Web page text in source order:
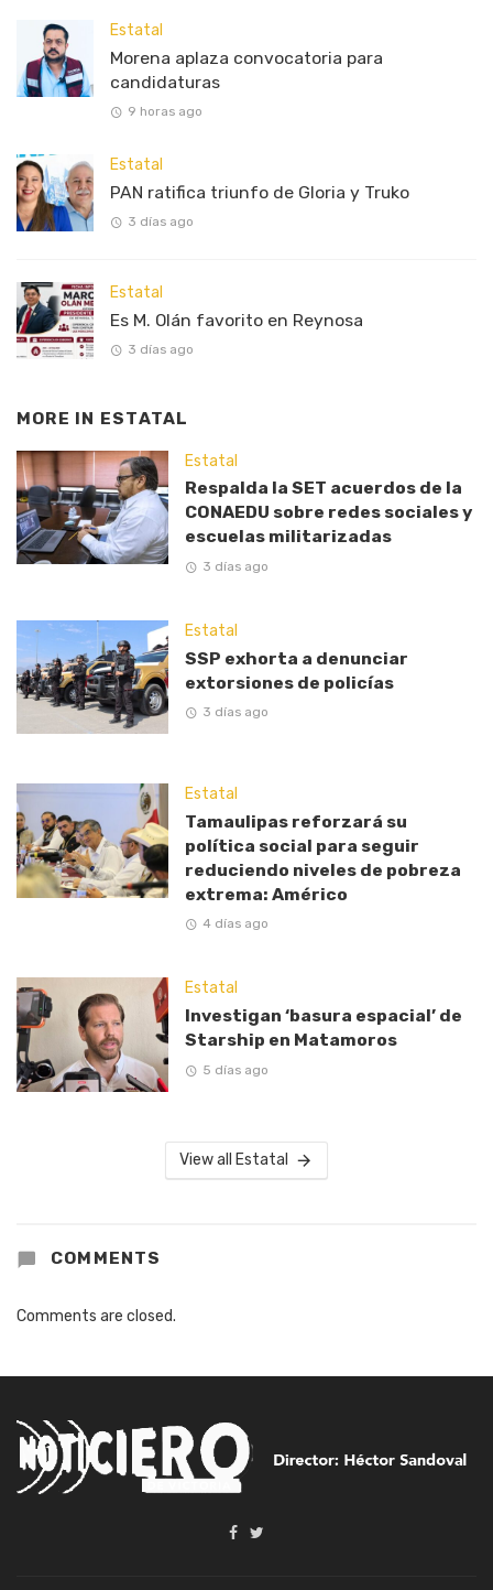
Estatal
Morena aplaza convocatoria para
candidaturas
9 horas ago
Estatal
PAN ratifica triunfo de Gloria y Truko
3 días ago
Estatal
Es M. Olán favorito en Reynosa
3 días ago
MORE IN ESTATAL
Estatal
Respalda la SET acuerdos de la
CONAEDU sobre redes sociales y
escuelas militarizadas
3 días ago
Estatal
SSP exhorta a denunciar
extorsiones de policías
3 días ago
Estatal
Tamaulipas reforzará su
política social para seguir
reduciendo niveles de pobreza
extrema: Américo
4 días ago
Estatal
Investigan ‘basura espacial’ de
Starship en Matamoros
5 días ago
View all Estatal
COMMENTS
Comments are closed.